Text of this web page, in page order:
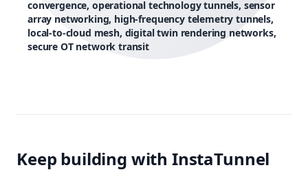
convergence, operational technology tunnels, sensor
array networking, high-frequency telemetry tunnels,
local-to-cloud mesh, digital twin rendering networks,
secure OT network transit
Keep building with InstaTunnel